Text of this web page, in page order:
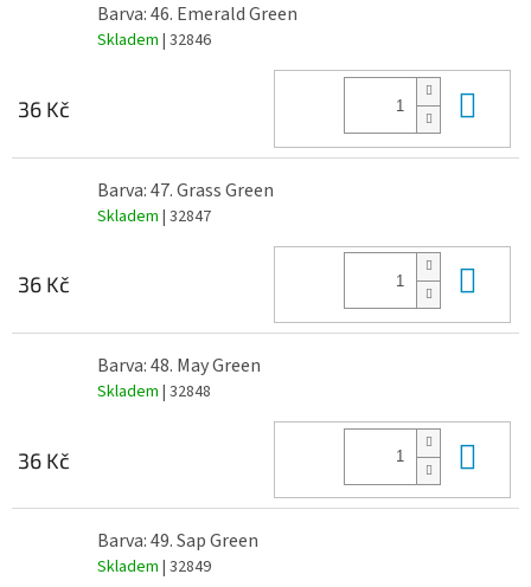
Barva: 46. Emerald Green
Skladem | 32846
36 Kč
Barva: 47. Grass Green
Skladem | 32847
36 Kč
Barva: 48. May Green
Skladem | 32848
36 Kč
Barva: 49. Sap Green
Skladem | 32849